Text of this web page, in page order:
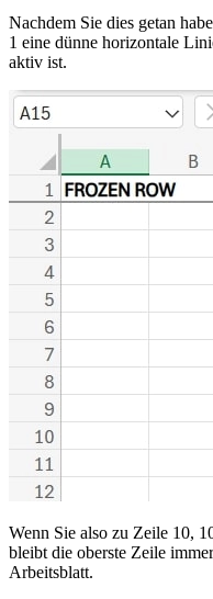
Nachdem Sie dies getan
1 eine dünne horizontale
aktiv ist.
Wenn Sie also zu Zeile 10,
bleibt die oberste Zeile
Arbeitsblatt.